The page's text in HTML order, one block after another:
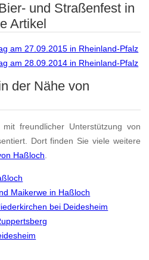
und Straßenfest in
Artikel
am 27.09.2015 in Rheinland-Pfalz
am 28.09.2014 in Rheinland-Pfalz
der Nähe von
freundlicher Unterstützung von
Dort finden Sie viele weitere
Haßloch
Maikerwe in Haßloch
bei Deidesheim